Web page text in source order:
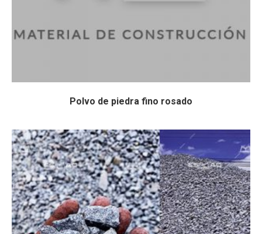
Polvo de piedra fino rosado